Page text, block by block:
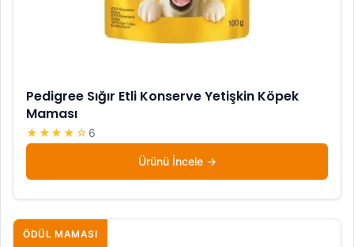
Pedigree Sığır Etli Konserve Yetişkin Köpek
Maması
★★★★☆ 6
Ürünü İncele
ÖDÜL MAMASI